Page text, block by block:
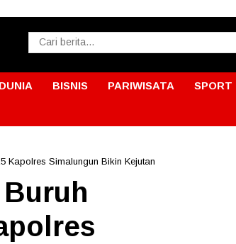
DUNIA BISNIS PARIWISATA SPORT
Kapolres Simalungun Bikin Kejutan